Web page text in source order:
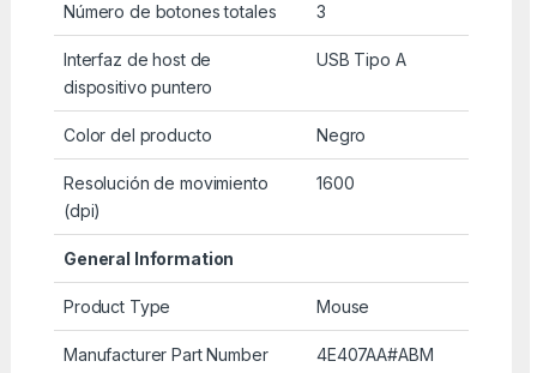
Número de botones totales 3
Interfaz de host de
dispositivo puntero
USB Tipo A
Color del producto Negro
Resolución de movimiento
(dpi)
1600
General Information
Product Type Mouse
Manufacturer Part Number 4E407AA#ABM